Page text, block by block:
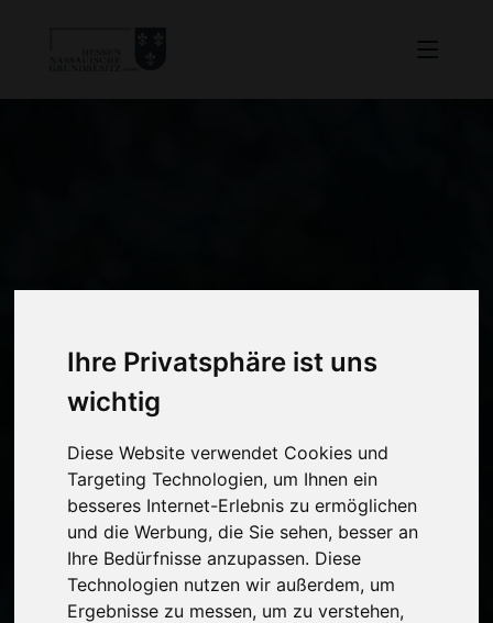
Ihre Privatsphäre ist uns
wichtig
Diese Website verwendet Cookies und
Targeting Technologien, um Ihnen ein
besseres Internet-Erlebnis zu ermöglichen
und die Werbung, die Sie sehen, besser an
Ihre Bedürfnisse anzupassen. Diese
Technologien nutzen wir außerdem, um
Ergebnisse zu messen, um zu verstehen,